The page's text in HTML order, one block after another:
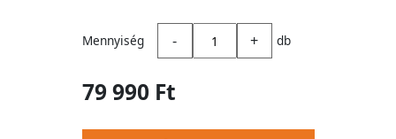
Mennyiség - + db
79 990 Ft